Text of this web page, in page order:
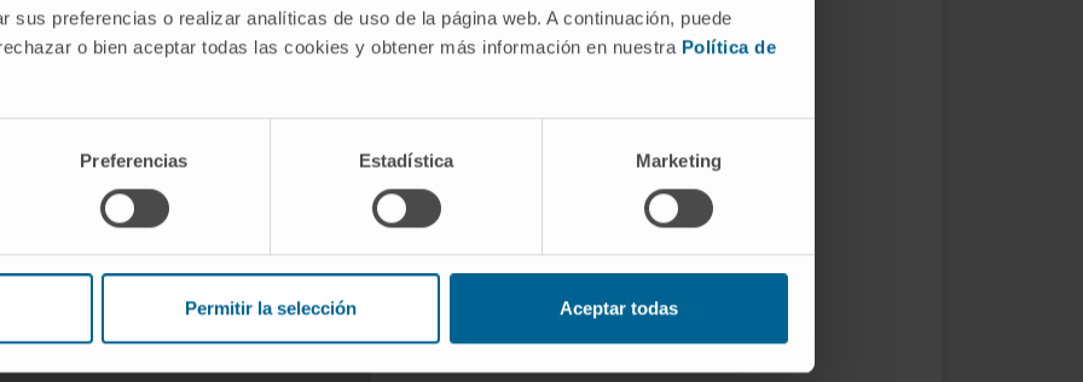
sus preferencias o realizar analíticas de uso de la página web. A continuación, puede
o bien aceptar todas las cookies y obtener más información en nuestra Política de
Preferencias Estadística Marketing
Permitir la selección Aceptar todas
00
limitado de pacientes e estão
O especialista que avalia seu
exigidas para participar no ensaio